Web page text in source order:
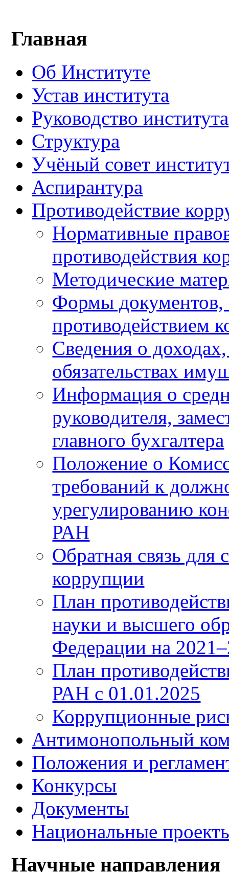
Главная
Об Институте
Устав института
Руководство института
Структура
Учёный совет
Аспирантура
Противодействие
Нормативные
противодействия
Методические
Формы документов,
противодействием
Сведения о
обязательствах
Информация о
руководителя,
главного бухгалтера
Положение о
требований к
урегулированию
РАН
Обратная связь
коррупции
План
науки и высшего
Федерации на
План
РАН с 01.01.2025
Коррупционные
Антимонопольный
Положения и
Конкурсы
Документы
Национальные
Научные направления